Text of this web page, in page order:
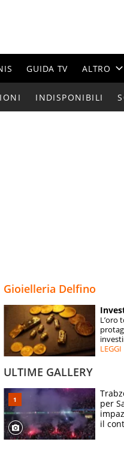
GUIDA TV ALTRO
ESPERTI
CONTATTI
INDISPONIBILI
Gioielleria Delfino
L’oro
LEGGI
ULTIME GALLERY
per
il